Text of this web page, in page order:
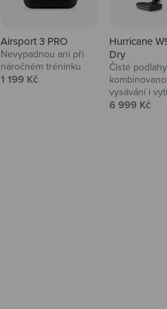
Airsport 3 PRO
Nevypadnou ani při
náročném tréninku
Prodejní cena
1 199 Kč
Hurricane
Dry
Čisté
vysávání i
Prodejní cena
6 999 Kč